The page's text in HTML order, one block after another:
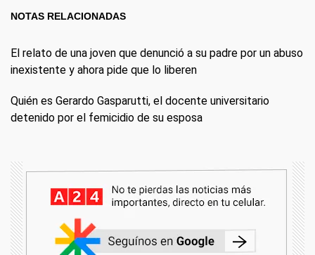
NOTAS RELACIONADAS
El relato de una joven que denunció a su padre por un abuso
inexistente y ahora pide que lo liberen
Quién es Gerardo Gasparutti, el docente universitario
detenido por el femicidio de su esposa